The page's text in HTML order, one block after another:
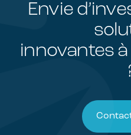
Envie
innovantes à